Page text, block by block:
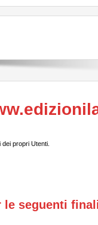
propri Utenti.
seguenti